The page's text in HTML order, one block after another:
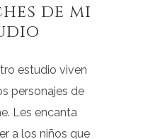
de mi
personajes de
Les encanta
a los niños que